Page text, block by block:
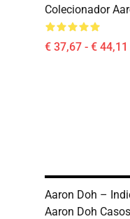
Colecionador
€ 37,67 - € 44,11
Aaron Doh –
Aaron Doh